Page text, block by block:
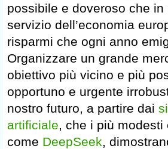
possibile e doveroso che
servizio dell’economia
risparmi che ogni anno
Organizzare un grande
obiettivo più vicino e più
opportuno e urgente
nostro futuro, a partire dai
artificiale, che i più
come DeepSeek,